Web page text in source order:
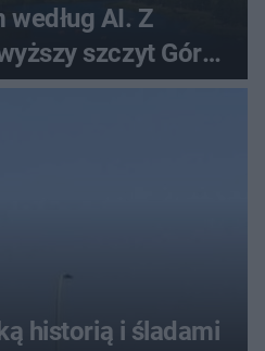
AI. Z
szczyt Gór
historią i śladami